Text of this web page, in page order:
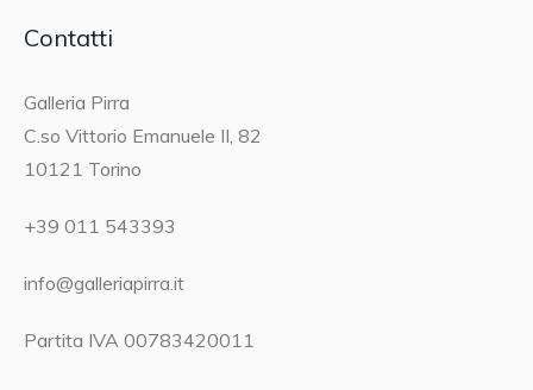
Contatti
Galleria Pirra
C.so Vittorio Emanuele II, 82
10121 Torino
+39 011 543393
info@galleriapirra.it
Partita IVA 00783420011